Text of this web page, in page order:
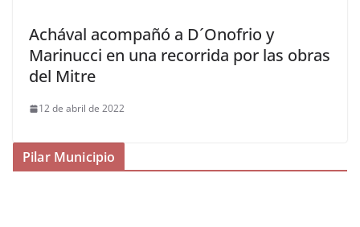
Achával acompañó a D´Onofrio y
Marinucci en una recorrida por las obras
del Mitre
12 de abril de 2022
Pilar Municipio